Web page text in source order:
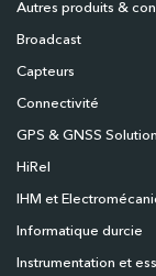
Autres produits &
Broadcast
Capteurs
Connectivité
GPS & GNSS
HiRel
IHM et
Informatique durcie
Instrumentation et